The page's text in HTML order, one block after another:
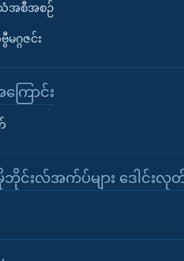
အစီအစဉ်
ဂ္ဂဇင်း
ြောင်း
င်းလ်အက်ပ်များ ဒေါင်းလု